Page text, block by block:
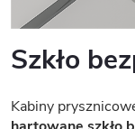
Szkło
Kabiny